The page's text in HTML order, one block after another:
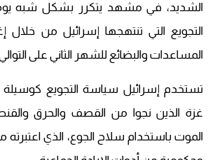
الشديد، في مشهد يتكرر بشكل شبه
التجويع التي تنتهجها إسرائيل من خلال
المساعدات والبضائع للشهر الثاني على
تستخدم إسرائيل سياسة التجويع كوسيلة
غزة الذين نجوا من القصف والحرق
الموت باستخدام سلاح الجوع، الذي